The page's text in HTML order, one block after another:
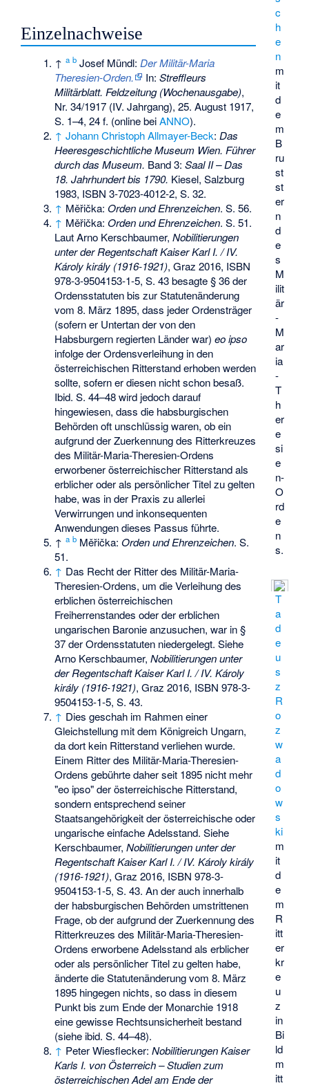
c
h
e
n
m
it
d
e
m
B
ru
st
st
er
n
d
e
s
M
ilit
är
-
M
ar
ia
-
T
h
er
e
si
e
n-
O
rd
e
n
s.
T
a
d
e
u
s
z
R
o
z
w
a
d
o
w
s
ki
m
it
d
e
m
R
itt
er
kr
e
u
z
in
Bi
ld
m
itt
Einzelnachweise
↑a b Josef Mündl: Der Militär-Maria
Theresien-Orden.
In:Streffleurs
Militärblatt. Feldzeitung (Wochenausgabe),
Nr. 34/1917 (IV. Jahrgang), 25. August 1917,
S. 1–4, 24 f. (online beiANNO).
↑ Johann Christoph Allmayer-Beck:Das
Heeresgeschichtliche Museum Wien. Führer
durch das Museum. Band 3:Saal II – Das
18. Jahrhundert bis 1790. Kiesel, Salzburg
1983, ISBN 3-7023-4012-2, S. 32.
↑ Měřička:Orden und Ehrenzeichen. S. 56.
↑ Měřička:Orden und Ehrenzeichen. S. 51.
Laut Arno Kerschbaumer,Nobilitierungen
unter der Regentschaft Kaiser Karl I. / IV.
Károly király (1916-1921), Graz 2016, ISBN
978-3-9504153-1-5, S. 43 besagte § 36 der
Ordensstatuten bis zur Statutenänderung
vom 8. März 1895, dass jeder Ordensträger
(sofern er Untertan der von den
Habsburgern regierten Länder war)eo ipso
infolge der Ordensverleihung in den
österreichischen Ritterstand erhoben werden
sollte, sofern er diesen nicht schon besaß.
Ibid. S. 44–48 wird jedoch darauf
hingewiesen, dass die habsburgischen
Behörden oft unschlüssig waren, ob ein
aufgrund der Zuerkennung des Ritterkreuzes
des Militär-Maria-Theresien-Ordens
erworbener österreichischer Ritterstand als
erblicher oder als persönlicher Titel zu gelten
habe, was in der Praxis zu allerlei
Verwirrungen und inkonsequenten
Anwendungen dieses Passus führte.
↑a b Měřička:Orden und Ehrenzeichen. S.
51.
↑ Das Recht der Ritter des Militär-Maria-
Theresien-Ordens, um die Verleihung des
erblichen österreichischen
Freiherrenstandes oder der erblichen
ungarischen Baronie anzusuchen, war in §
37 der Ordensstatuten niedergelegt. Siehe
Arno Kerschbaumer,Nobilitierungen unter
der Regentschaft Kaiser Karl I. / IV. Károly
király (1916-1921), Graz 2016, ISBN 978-3-
9504153-1-5, S. 43.
↑ Dies geschah im Rahmen einer
Gleichstellung mit dem Königreich Ungarn,
da dort kein Ritterstand verliehen wurde.
Einem Ritter des Militär-Maria-Theresien-
Ordens gebührte daher seit 1895 nicht mehr
"eo ipso" der österreichische Ritterstand,
sondern entsprechend seiner
Staatsangehörigkeit der österreichische oder
ungarische einfache Adelsstand. Siehe
Kerschbaumer,Nobilitierungen unter der
Regentschaft Kaiser Karl I. / IV. Károly király
(1916-1921), Graz 2016, ISBN 978-3-
9504153-1-5, S. 43. An der auch innerhalb
der habsburgischen Behörden umstrittenen
Frage, ob der aufgrund der Zuerkennung des
Ritterkreuzes des Militär-Maria-Theresien-
Ordens erworbene Adelsstand als erblicher
oder als persönlicher Titel zu gelten habe,
änderte die Statutenänderung vom 8. März
1895 hingegen nichts, so dass in diesem
Punkt bis zum Ende der Monarchie 1918
eine gewisse Rechtsunsicherheit bestand
(siehe ibid. S. 44–48).
↑ Peter Wiesflecker:Nobilitierungen Kaiser
Karls I. von Österreich – Studien zum
österreichischen Adel am Ende der